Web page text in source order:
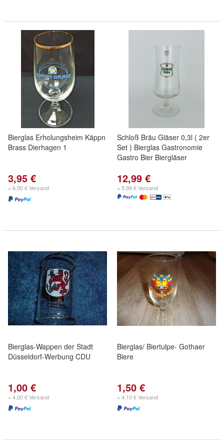
Bierglas Erholungsheim Käppn
Brass Dierhagen 1
3,95 €
+ 6,50 € Versand
Schloß Bräu Gläser 0,3l ( 2er
Set ) Bierglas Gastronomie
Gastro Bier Biergläser
12,99 €
+ 5,99 € Versand
Bierglas-Wappen der Stadt
Düsseldorf-Werbung CDU
1,00 €
+ 4,00 € Versand
Bierglas/ Biertulpe- Gothaer
Biere
1,50 €
+ 4,10 € Versand